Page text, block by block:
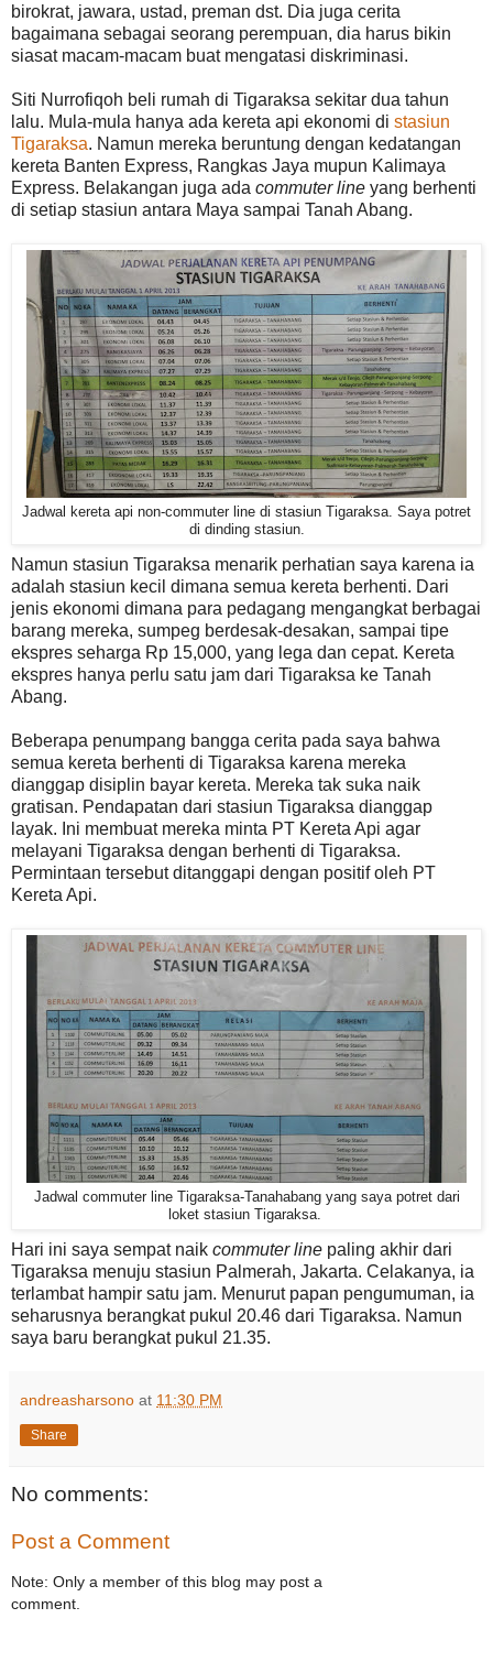
birokrat, jawara, ustad, preman dst. Dia juga cerita
bagaimana sebagai seorang perempuan, dia harus bikin
siasat macam-macam buat mengatasi diskriminasi.
Siti Nurrofiqoh beli rumah di Tigaraksa sekitar dua tahun
lalu. Mula-mula hanya ada kereta api ekonomi di stasiun
Tigaraksa. Namun mereka beruntung dengan kedatangan
kereta Banten Express, Rangkas Jaya mupun Kalimaya
Express. Belakangan juga ada commuter line yang berhenti
di setiap stasiun antara Maya sampai Tanah Abang.
Jadwal kereta api non-commuter line di stasiun Tigaraksa. Saya potret
di dinding stasiun.
Namun stasiun Tigaraksa menarik perhatian saya karena ia
adalah stasiun kecil dimana semua kereta berhenti. Dari
jenis ekonomi dimana para pedagang mengangkat berbagai
barang mereka, sumpeg berdesak-desakan, sampai tipe
ekspres seharga Rp 15,000, yang lega dan cepat. Kereta
ekspres hanya perlu satu jam dari Tigaraksa ke Tanah
Abang.
Beberapa penumpang bangga cerita pada saya bahwa
semua kereta berhenti di Tigaraksa karena mereka
dianggap disiplin bayar kereta. Mereka tak suka naik
gratisan. Pendapatan dari stasiun Tigaraksa dianggap
layak. Ini membuat mereka minta PT Kereta Api agar
melayani Tigaraksa dengan berhenti di Tigaraksa.
Permintaan tersebut ditanggapi dengan positif oleh PT
Kereta Api.
Jadwal commuter line Tigaraksa-Tanahabang yang saya potret dari
loket stasiun Tigaraksa.
Hari ini saya sempat naik commuter line paling akhir dari
Tigaraksa menuju stasiun Palmerah, Jakarta. Celakanya, ia
terlambat hampir satu jam. Menurut papan pengumuman, ia
seharusnya berangkat pukul 20.46 dari Tigaraksa. Namun
saya baru berangkat pukul 21.35.
andreasharsono at 11:30 PM
Share
No comments:
Post a Comment
Note: Only a member of this blog may post a
comment.